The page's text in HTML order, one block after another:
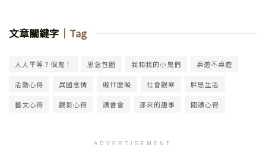
文章關鍵字 ｜Tag
人人平等？個鬼！ 思念包圍 我和我的小鬼們 桌遊不桌遊
活動心得 異國念情 礙什麼礙 社會觀察 胖思生活
藝文心得 觀影心得 讀書會 那來的趣事 閱讀心得
ADVERTISEMENT